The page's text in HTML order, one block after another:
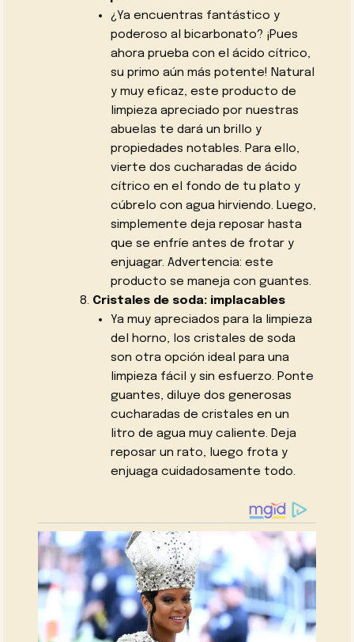
¿Ya encuentras fantástico y
poderoso al bicarbonato? ¡Pues
ahora prueba con el ácido cítrico,
su primo aún más potente! Natural
y muy eficaz, este producto de
limpieza apreciado por nuestras
abuelas te dará un brillo y
propiedades notables. Para ello,
vierte dos cucharadas de ácido
cítrico en el fondo de tu plato y
cúbrelo con agua hirviendo. Luego,
simplemente deja reposar hasta
que se enfríe antes de frotar y
enjuagar. Advertencia: este
producto se maneja con guantes.
Cristales de soda: implacables
Ya muy apreciados para la limpieza
del horno, los cristales de soda
son otra opción ideal para una
limpieza fácil y sin esfuerzo. Ponte
guantes, diluye dos generosas
cucharadas de cristales en un
litro de agua muy caliente. Deja
reposar un rato, luego frota y
enjuaga cuidadosamente todo.